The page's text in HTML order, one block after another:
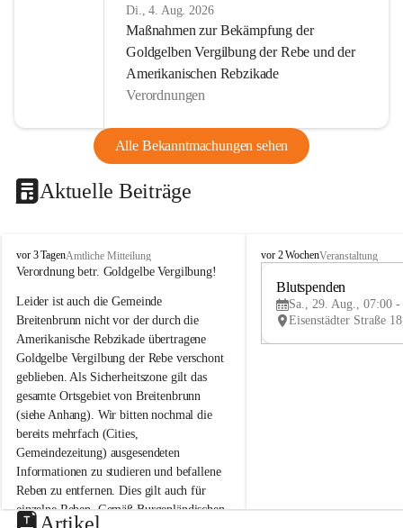
Di., 4. Aug. 2026
Maßnahmen zur Bekämpfung der
Goldgelben Vergilbung der Rebe und der
Amerikanischen Rebzikade
Verordnungen
Alle Bekanntmachungen sehen
Aktuelle Beiträge
B
r
i
t
e
n
b
r
u
n
n
a
m
N
e
u
vor 3 TagenAmtliche Mitteilung
Verordnung betr. Goldgelbe Vergilbung!
Leider ist auch die Gemeinde
Breitenbrunn nicht vor der durch die
Amerikanische Rebzikade übertragene
Goldgelbe Vergilbung der Rebe verschont
geblieben. Als Sicherheitszone gilt das
gesamte Ortsgebiet von Breitenbrunn
(siehe Anhang). Wir bitten nochmal die
bereits mehrfach (Cities,
Gemeindezeitung) ausgesendeten
Informationen zu studieren und befallene
Reben zu entfernen. Dies gilt auch für
einzelne Reben. Gemäß Burgenländischen
B
e
u
vor 2 WochenVeranstaltung
Blutspenden
Sa., 29. Aug., 07:00 -
Artikel